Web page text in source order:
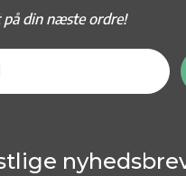
på din næste ordre!